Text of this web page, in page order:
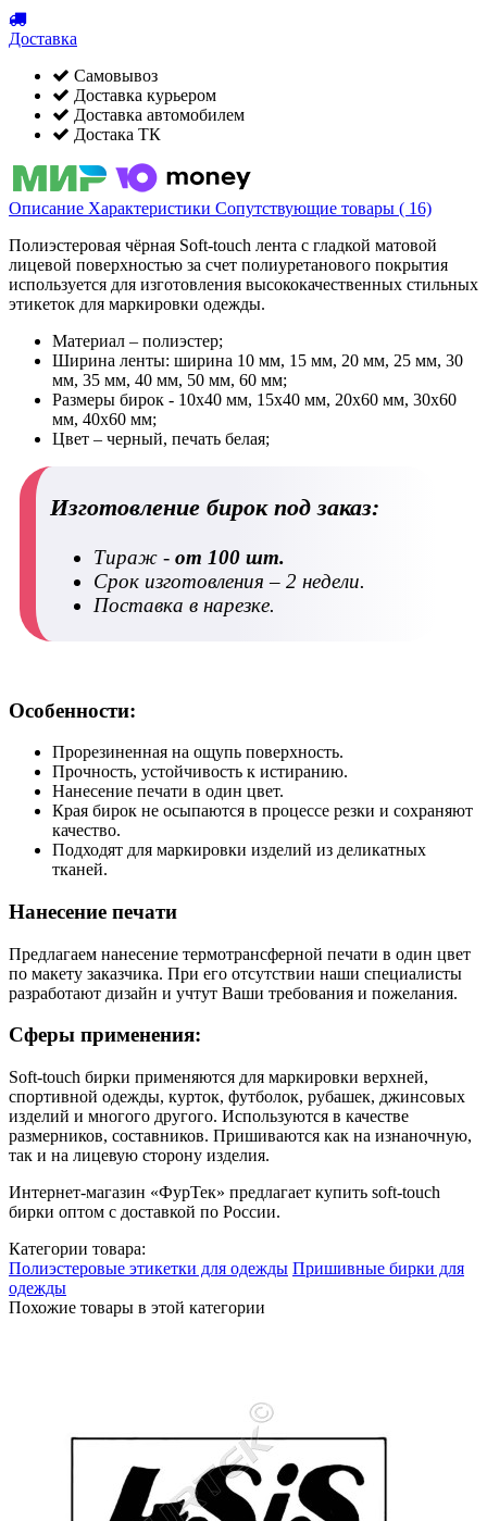
Доставка
Самовывоз
Доставка курьером
Доставка автомобилем
Достака ТК
Описание Характеристики Сопутствующие товары ( 16)
Полиэстеровая чёрная Soft-touch лента с гладкой матовой
лицевой поверхностью за счет полиуретанового покрытия
используется для изготовления высококачественных стильных
этикеток для маркировки одежды.
Материал – полиэстер;
Ширина ленты: ширина 10 мм, 15 мм, 20 мм, 25 мм, 30
мм, 35 мм, 40 мм, 50 мм, 60 мм;
Размеры бирок - 10х40 мм, 15х40 мм, 20х60 мм, 30х60
мм, 40х60 мм;
Цвет – черный, печать белая;
Изготовление бирок под заказ:
Тираж - от 100 шт.
Срок изготовления – 2 недели.
Поставка в нарезке.
Особенности:
Прорезиненная на ощупь поверхность.
Прочность, устойчивость к истиранию.
Нанесение печати в один цвет.
Края бирок не осыпаются в процессе резки и сохраняют
качество.
Подходят для маркировки изделий из деликатных
тканей.
Нанесение печати
Предлагаем нанесение термотрансферной печати в один цвет
по макету заказчика. При его отсутствии наши специалисты
разработают дизайн и учтут Ваши требования и пожелания.
Сферы применения:
Soft-touch бирки применяются для маркировки верхней,
спортивной одежды, курток, футболок, рубашек, джинсовых
изделий и многого другого. Используются в качестве
размерников, составников. Пришиваются как на изнаночную,
так и на лицевую сторону изделия.
Интернет-магазин «ФурТек» предлагает купить soft-touch
бирки оптом с доставкой по России.
Категории товара:
Полиэстеровые этикетки для одежды Пришивные бирки для
одежды
Похожие товары в этой категории